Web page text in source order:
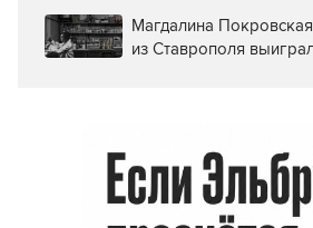
Магдалина
из Ставрополя